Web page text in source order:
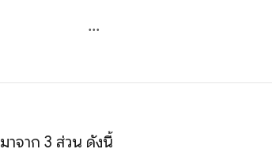
...
จาก 3 ส่วน ดังนี้